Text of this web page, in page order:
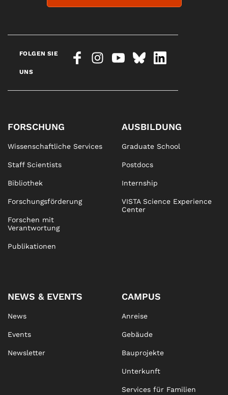
FOLGEN SIE
UNS
FORSCHUNG
Wissenschaftliche Services
Staff Scientists
Bibliothek
Forschungsförderung
Forschen mit
Verantwortung
Publikationen
AUSBILDUNG
Graduate School
Postdocs
Internship
VISTA Science Experience
Center
NEWS & EVENTS
News
Events
Newsletter
CAMPUS
Anreise
Gebäude
Bauprojekte
Unterkunft
Services für Familien